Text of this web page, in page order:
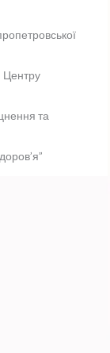
Центру
та